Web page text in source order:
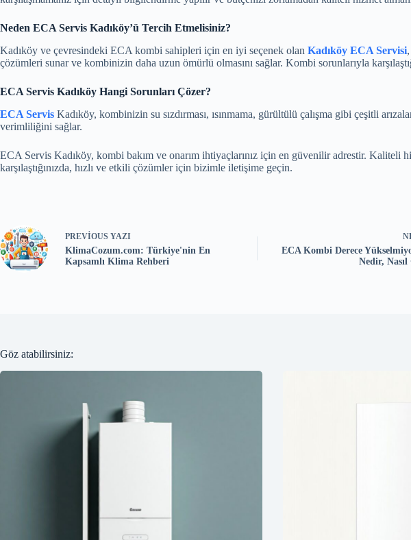
Neden ECA Servis Kadıköy’ü Tercih Etmelisiniz?
Kadıköy ve çevresindeki ECA kombi sahipleri için en iyi seçenek olan Kadıköy ECA Servisi
çözümleri sunar ve kombinizin daha uzun ömürlü olmasını sağlar. Kombi sorunlarıyla
ECA Servis Kadıköy Hangi Sorunları Çözer?
ECA Servis Kadıköy, kombinizin su sızdırması, ısınmama, gürültülü çalışma gibi çeşitli
verimliliğini sağlar.
ECA Servis Kadıköy, kombi bakım ve onarım ihtiyaçlarınız için en güvenilir adrestir. Kaliteli
karşılaştığınızda, hızlı ve etkili çözümler için bizimle iletişime geçin.
PREVIOUS YAZI
KlimaCozum.com: Türkiye'nin En
Kapsamlı Klima Rehberi
ECA Kombi Derece
Nedir,
Göz atabilirsiniz: